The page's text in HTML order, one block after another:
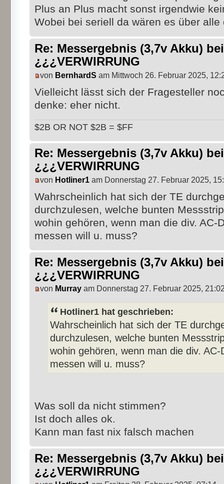
Plus an Plus macht sonst irgendwie
Wobei bei seriell da wären es über
Re: Messergebnis (3,7v Akku)
¿¿¿VERWIRRUNG
von BernhardS am Mittwoch 26. Februar 2025,
Vielleicht lässt sich der Fragesteller
denke: eher nicht.
$2B OR NOT $2B = $FF
Re: Messergebnis (3,7v Akku)
¿¿¿VERWIRRUNG
von Hotliner1 am Donnerstag 27. Februar 2025,
Wahrscheinlich hat sich der TE
durchzulesen, welche bunten
wohin gehören, wenn man die div. AC-
messen will u. muss?
Re: Messergebnis (3,7v Akku)
¿¿¿VERWIRRUNG
von Murray am Donnerstag 27. Februar 2025,
Hotliner1 hat geschrieben:
Wahrscheinlich hat sich der TE
durchzulesen, welche bunten
wohin gehören, wenn man die div.
messen will u. muss?
Was soll da nicht stimmen?
Ist doch alles ok.
Kann man fast nix falsch machen
Re: Messergebnis (3,7v Akku)
¿¿¿VERWIRRUNG